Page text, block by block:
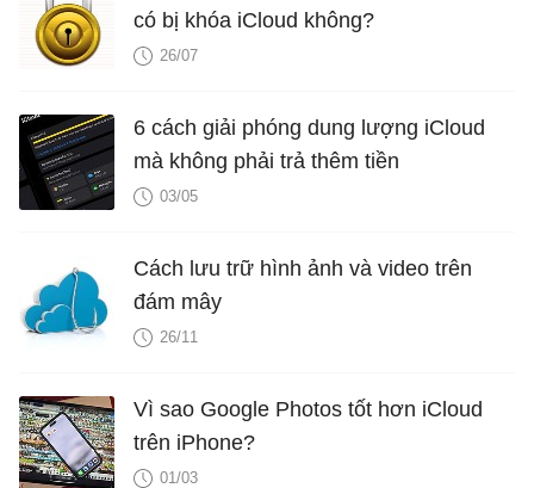
có bị khóa iCloud không?
26/07
6 cách giải phóng dung lượng iCloud
mà không phải trả thêm tiền
03/05
Cách lưu trữ hình ảnh và video trên
đám mây
26/11
Vì sao Google Photos tốt hơn iCloud
trên iPhone?
01/03